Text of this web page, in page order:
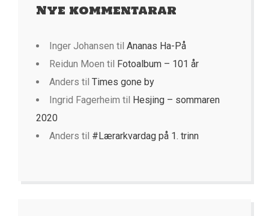
Nye kommentarar
Inger Johansen til Ananas Ha-På
Reidun Moen til Fotoalbum – 101 år
Anders til Times gone by
Ingrid Fagerheim til Hesjing – sommaren
2020
Anders til #Lærarkvardag på 1. trinn